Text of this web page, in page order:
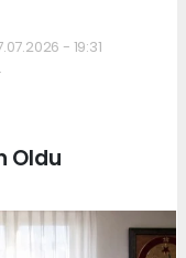
- 19:31
Oldu